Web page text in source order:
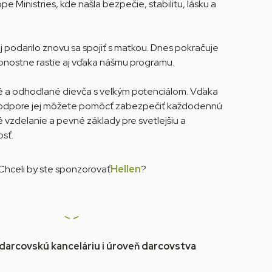
Ministries, kde našla bezpečie, stabilitu, lásku a
podarilo znovu sa spojiť s matkou. Dnes pokračuje
rastie aj vďaka nášmu programu.
a odhodlané dievča s veľkým potenciálom. Vďaka
jej môžete pomôcť zabezpečiť každodennú
vzdelanie a pevné základy pre svetlejšiu a
by ste sponzorovaťHellen?
kanceláriu i úroveň darcovstva